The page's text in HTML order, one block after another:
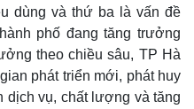
Infographic
dùng và thứ ba là vấn đề
phố đang tăng trưởng
theo chiều sâu, TP Hà
phát triển mới, phát huy
dịch vụ, chất lượng và tăng